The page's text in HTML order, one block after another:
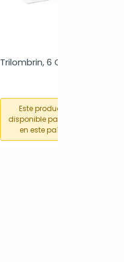
Trilombrin, 6 Comprimidos
Este producto no está
disponible para su compra
en este país o región.